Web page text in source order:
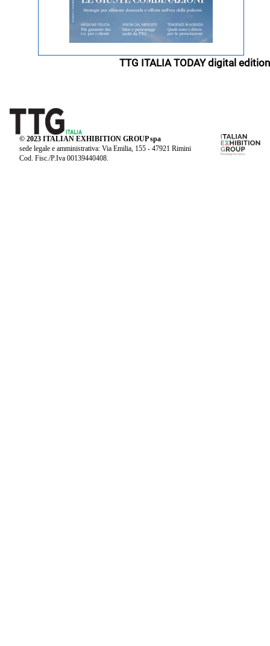
TTG ITALIA TODAY digital edition
© 2023 ITALIAN EXHIBITION GROUP spa
sede legale e amministrativa: Via Emilia, 155 - 47921 Rimini
Cod. Fisc./P.Iva 00139440408.